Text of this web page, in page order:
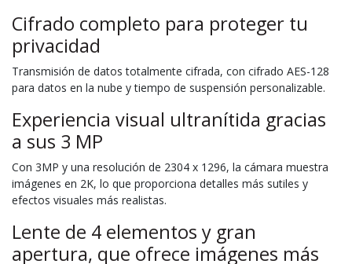
Cifrado completo para proteger tu
privacidad
Transmisión de datos totalmente cifrada, con cifrado AES-128
para datos en la nube y tiempo de suspensión personalizable.
Experiencia visual ultranítida gracias
a sus 3 MP
Con 3MP y una resolución de 2304 x 1296, la cámara muestra
imágenes en 2K, lo que proporciona detalles más sutiles y
efectos visuales más realistas.
Lente de 4 elementos y gran
apertura, que ofrece imágenes más